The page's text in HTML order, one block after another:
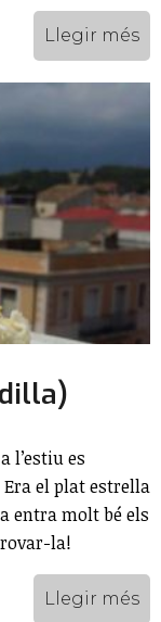
Llegir més
l’estiu es
el plat estrella
entra molt bé els
la!
Llegir més